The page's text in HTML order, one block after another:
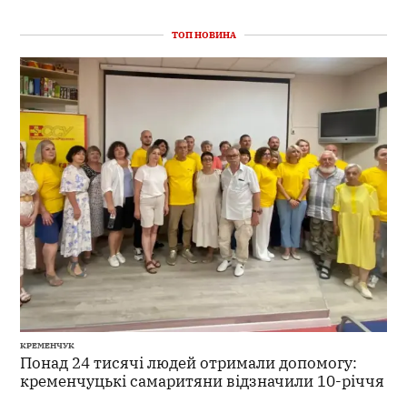
ТОП НОВИНА
КРЕМЕНЧУК
Понад 24 тисячі людей отримали допомогу:
кременчуцькі самаритяни відзначили 10-річчя